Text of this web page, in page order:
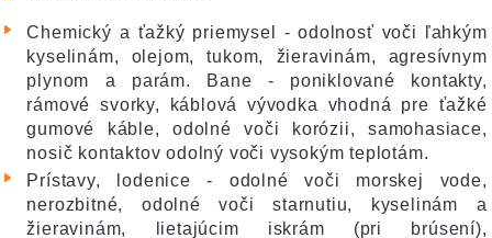
Chemický a ťažký priemysel - odolnosť voči ľahkým
kyselinám, olejom, tukom, žieravinám, agresívnym
plynom a parám. Bane - poniklované kontakty,
rámové svorky, káblová vývodka vhodná pre ťažké
gumové káble, odolné voči korózii, samohasiace,
nosič kontaktov odolný voči vysokým teplotám.
Prístavy, lodenice - odolné voči morskej vode,
nerozbitné, odolné voči starnutiu, kyselinám a
žieravinám, lietajúcim iskrám (pri brúsení),